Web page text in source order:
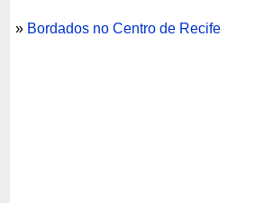
» Bordados no Centro de Recife